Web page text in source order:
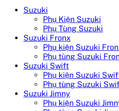
Suzuki
Phụ Kiện Suzuki
Phụ Tùng Suzuki
Suzuki Fronx
Phụ kiện Suzuki
Phụ tùng Suzuki
Suzuki Swift
Phụ kiện Suzuki
Phụ tùng Suzuki
Suzuki Jimny
Phụ kiện Suzuki